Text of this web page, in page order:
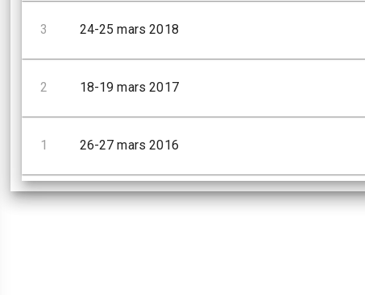
3 24-25 mars 2018
2 18-19 mars 2017
1 26-27 mars 2016